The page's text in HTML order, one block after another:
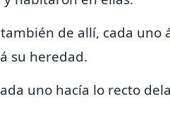
de allí, cada uno
su heredad.
uno hacía lo recto